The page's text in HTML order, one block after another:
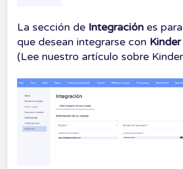
La sección de Integración es
que desean integrarse con
(Lee nuestro artículo sobre